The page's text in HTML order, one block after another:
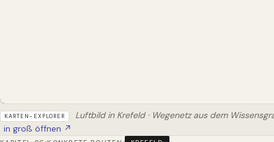
KARTEN-EXPLORER
Luftbild in Krefeld · Wegenetz aus dem
in groß öffnen ↗